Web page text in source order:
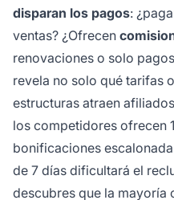
disparan los pagos:
ventas? ¿Ofrecen
renovaciones o solo
revela no solo qué tarifas
estructuras atraen
los competidores ofrecen
bonificaciones
de 7 días dificultará el
descubres que la mayoría